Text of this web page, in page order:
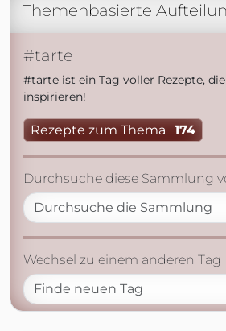
Themenbasierte
#tarte
#tarte ist ein Tag voller Rezepte,
inspirieren!
Rezepte zum Thema 174
Durchsuche diese Sammlung
Wechsel zu einem anderen Tag